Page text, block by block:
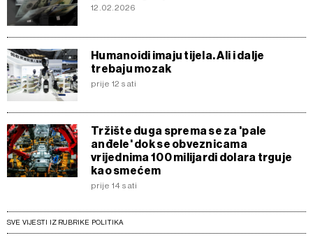
12.02.2026
Humanoidi imaju tijela. Ali i dalje
trebaju mozak
prije 12 sati
Tržište duga sprema se za 'pale
anđele' dok se obveznicama
vrijednima 100 milijardi dolara trguje
kao smećem
prije 14 sati
SVE VIJESTI IZ RUBRIKE POLITIKA